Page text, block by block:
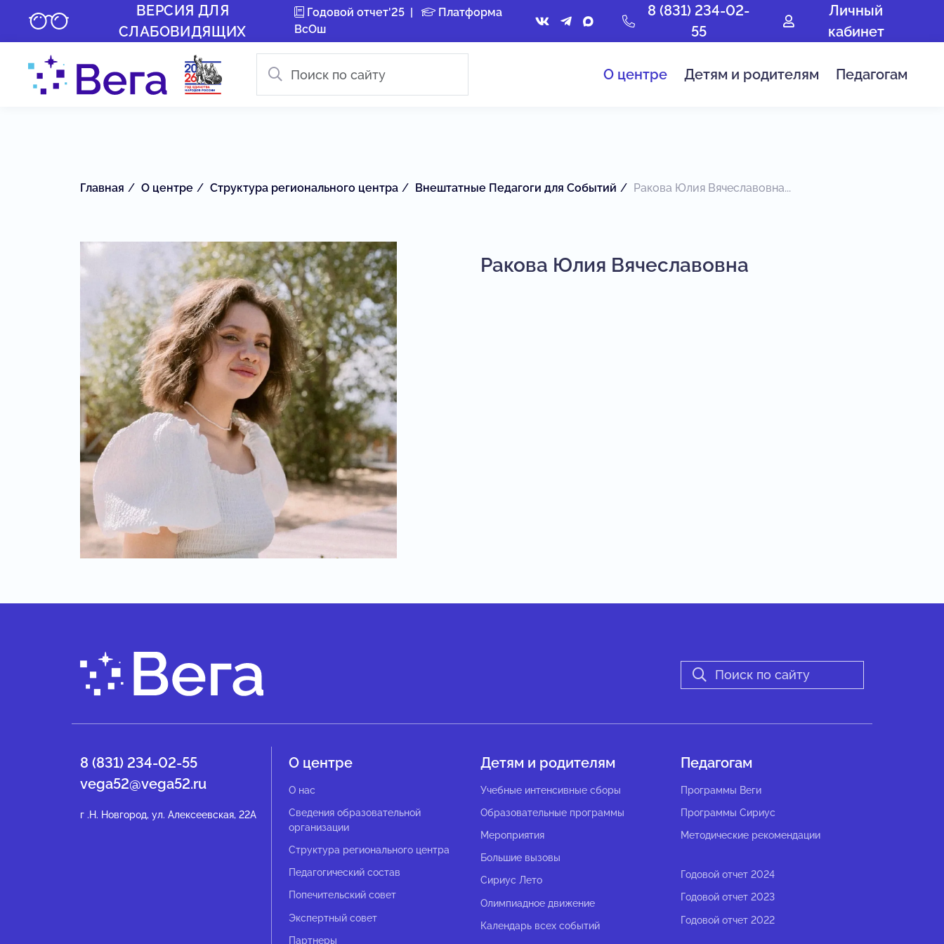
ВЕРСИЯ ДЛЯ
СЛАБОВИДЯЩИХ
Годовой отчет'25|
Платформа
ВсОш
8 (831) 234-02-
55
Личный
кабинет
О центре Детям и родителям Педагогам
Главная О центре Структура регионального центра Внештатные Педагоги для Событий Ракова Юлия Вячеславовна...
Ракова Юлия Вячеславовна
8 (831) 234-02-55
vega52@vega52.ru
г .Н. Новгород, ул. Алексеевская, 22А
О центре
О нас
Сведения образовательной
организации
Структура регионального центра
Педагогический состав
Попечительский совет
Экспертный совет
Партнеры
Детям и родителям
Учебные интенсивные сборы
Образовательные программы
Мероприятия
Большие вызовы
Сириус Лето
Олимпиадное движение
Календарь всех событий
Педагогам
Программы Веги
Программы Сириус
Методические рекомендации
Годовой отчет 2024
Годовой отчет 2023
Годовой отчет 2022